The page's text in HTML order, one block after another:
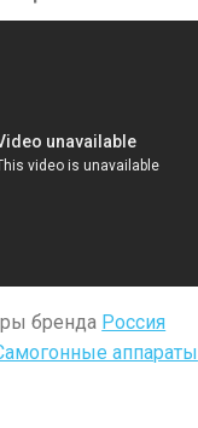
бренда Россия
аппараты